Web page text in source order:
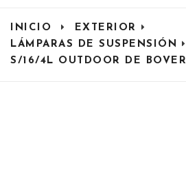
INICIO
EXTERIOR
LÁMPARAS DE SUSPENSIÓN
S/16/4L OUTDOOR DE BOVER